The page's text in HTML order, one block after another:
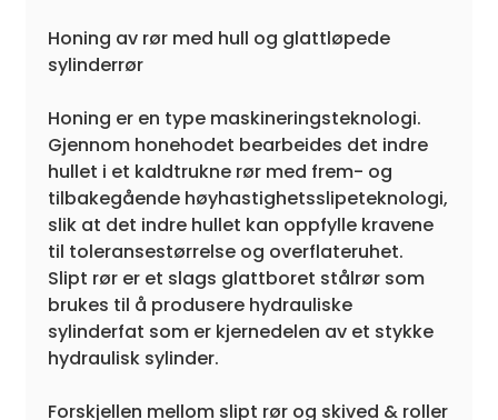
Honing av rør med hull og glattløpede
sylinderrør
Honing er en type maskineringsteknologi.
Gjennom honehodet bearbeides det indre
hullet i et kaldtrukne rør med frem- og
tilbakegående høyhastighetsslipeteknologi,
slik at det indre hullet kan oppfylle kravene
til toleransestørrelse og overflateruhet.
Slipt rør er et slags glattboret stålrør som
brukes til å produsere hydrauliske
sylinderfat som er kjernedelen av et stykke
hydraulisk sylinder.
Forskjellen mellom slipt rør og skived & roller